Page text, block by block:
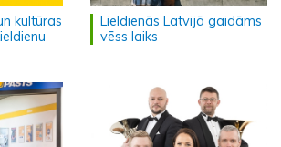
kultūras
Lieldienās Latvijā gaidāms
vēss laiks